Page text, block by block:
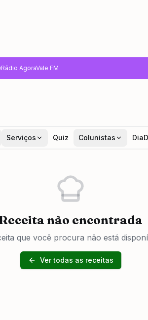
Rádio AgoraVale FM
Serviços Quiz Colunistas
não encontrada
que você procura não está
Ver todas as receitas